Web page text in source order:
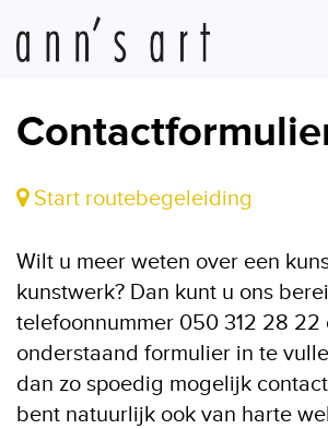
Start routebegeleiding
Wilt u meer weten over een
kunstwerk? Dan kunt u ons
telefoonnummer 050 312 28 22
onderstaand formulier in te
dan zo spoedig mogelijk
bent natuurlijk ook van harte